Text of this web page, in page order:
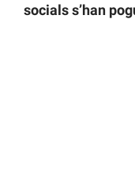
socials s’han